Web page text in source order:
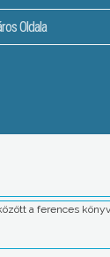
Oldala
a ferences